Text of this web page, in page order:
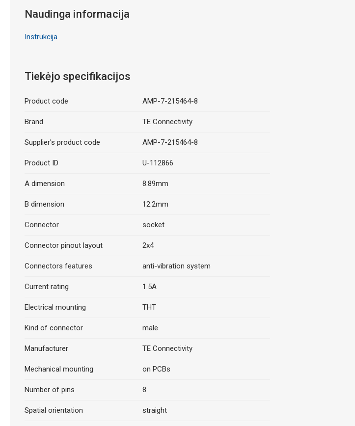
Naudinga informacija
Instrukcija
Tiekėjo specifikacijos
Product code AMP-7-215464-8
Brand TE Connectivity
Supplier's product code AMP-7-215464-8
Product ID U-112866
A dimension 8.89mm
B dimension 12.2mm
Connector socket
Connector pinout layout 2x4
Connectors features anti-vibration system
Current rating 1.5A
Electrical mounting THT
Kind of connector male
Manufacturer TE Connectivity
Mechanical mounting on PCBs
Number of pins 8
Spatial orientation straight